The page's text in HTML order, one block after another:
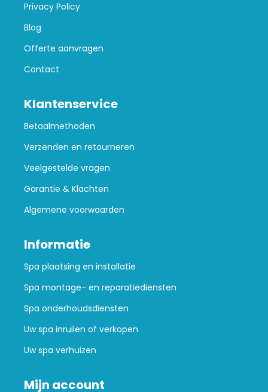
Privacy Policy
Blog
Offerte aanvragen
Contact
Klantenservice
Betaalmethoden
Verzenden en retourneren
Veelgestelde vragen
Garantie & Klachten
Algemene voorwaarden
Informatie
Spa plaatsing en installatie
Spa montage- en reparatiediensten
Spa onderhoudsdiensten
Uw spa inruilen of verkopen
Uw spa verhuizen
Mijn account